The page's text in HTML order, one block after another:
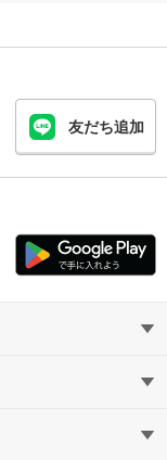
友だち追加